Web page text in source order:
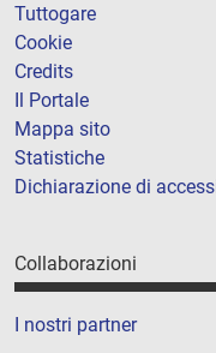
Tuttogare
Cookie
Credits
Il Portale
Mappa sito
Statistiche
Dichiarazione di
Collaborazioni
I nostri partner